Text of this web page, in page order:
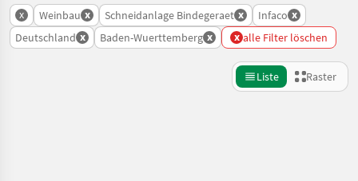
x Weinbau x Schneidanlage Bindegeraet x Infaco x
Deutschland x Baden-Wuerttemberg x x alle Filter löschen
Liste Raster